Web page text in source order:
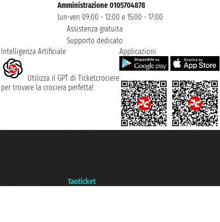
Amministrazione 0105704878
lun-ven 09:00 - 12:00 e 15:00 - 17:00
Assistenza gratuita
Supporto dedicato
Intelligenza Artificiale
Utilizza il GPT di Ticketcrociere
per trovare la crociera perfetta!
Applicazioni
Taoticket